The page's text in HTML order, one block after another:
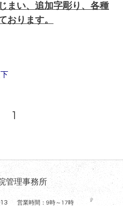
まい、追加字彫り、各種
おります。
1
管理事務所
営業時間：9時～17時